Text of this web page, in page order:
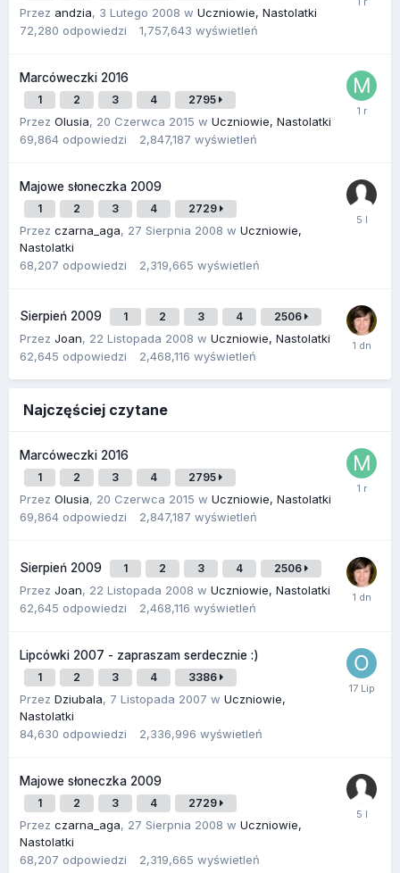
Przez andzia, 3 Lutego 2008 w Uczniowie, Nastolatki
72,280 odpowiedzi 1,757,643 wyświetleń
Marcóweczki 2016
1 2 3 4 2795
Przez Olusia, 20 Czerwca 2015 w Uczniowie, Nastolatki
69,864 odpowiedzi 2,847,187 wyświetleń
Majowe słoneczka 2009
1 2 3 4 2729
Przez czarna_aga, 27 Sierpnia 2008 w Uczniowie,
Nastolatki
68,207 odpowiedzi 2,319,665 wyświetleń
Sierpień 2009 1 2 3 4 2506
Przez Joan, 22 Listopada 2008 w Uczniowie, Nastolatki
62,645 odpowiedzi 2,468,116 wyświetleń
Najczęściej czytane
Marcóweczki 2016
1 2 3 4 2795
Przez Olusia, 20 Czerwca 2015 w Uczniowie, Nastolatki
69,864 odpowiedzi 2,847,187 wyświetleń
Sierpień 2009 1 2 3 4 2506
Przez Joan, 22 Listopada 2008 w Uczniowie, Nastolatki
62,645 odpowiedzi 2,468,116 wyświetleń
Lipcówki 2007 - zapraszam serdecznie :)
1 2 3 4 3386
Przez Dziubala, 7 Listopada 2007 w Uczniowie,
Nastolatki
84,630 odpowiedzi 2,336,996 wyświetleń
Majowe słoneczka 2009
1 2 3 4 2729
Przez czarna_aga, 27 Sierpnia 2008 w Uczniowie,
Nastolatki
68,207 odpowiedzi 2,319,665 wyświetleń